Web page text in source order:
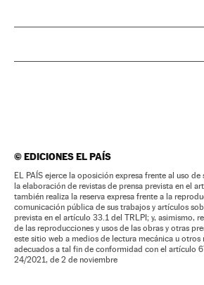
©EDICIONES EL PAÍS
EL PAÍS ejerce la oposición expresa frente al uso de
la elaboración de revistas de prensa prevista en el
también realiza la reserva expresa frente a la
comunicación pública de sus trabajos y artículos
prevista en el artículo 33.1 del TRLPI; y, asimismo,
de las reproducciones y usos de las obras y otras
este sitio web a medios de lectura mecánica u otros
adecuados a tal fin de conformidad con el artículo
24/2021, de 2 de noviembre